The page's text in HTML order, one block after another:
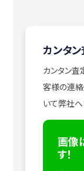
カンタ
カンタン
客様の連
いて弊社
画像
す！